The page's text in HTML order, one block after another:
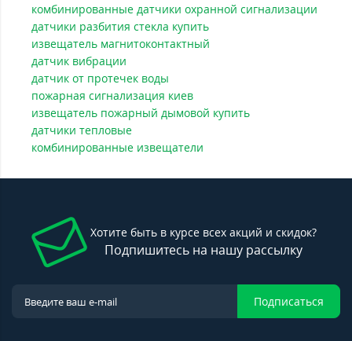
комбинированные датчики охранной сигнализации
датчики разбития стекла купить
извещатель магнитоконтактный
датчик вибрации
датчик от протечек воды
пожарная сигнализация киев
извещатель пожарный дымовой купить
датчики тепловые
комбинированные извещатели
Хотите быть в курсе всех акций и скидок?
Подпишитесь на нашу рассылку
Подписаться